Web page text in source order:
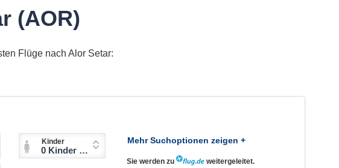
(AOR)
Flüge nach Alor Setar:
Kinder
0 Kinder (2-11 Jahre)
Mehr Suchoptionen zeigen +
Sie werden zu weitergeleitet.